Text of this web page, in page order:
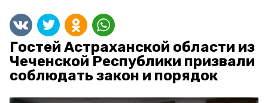
Гостей Астраханской области из
Чеченской Республики призвали
соблюдать закон и порядок